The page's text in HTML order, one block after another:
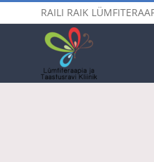
to
RAILI RAIK